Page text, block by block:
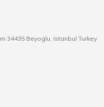
34435 Beyoglu, Istanbul Turkey